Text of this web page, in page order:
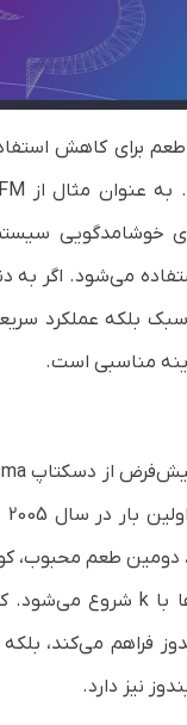
برای کاهش
عنوان مثال از
خوشامدگویی
می‌شود. اگر به
بلکه عملکرد
مناسبی است.
پیش‌فرض از دسکتاپ
دومین طعم محبوب،
با kشروع می‌شود.
فراهم می‌کند،
نیز دارد.